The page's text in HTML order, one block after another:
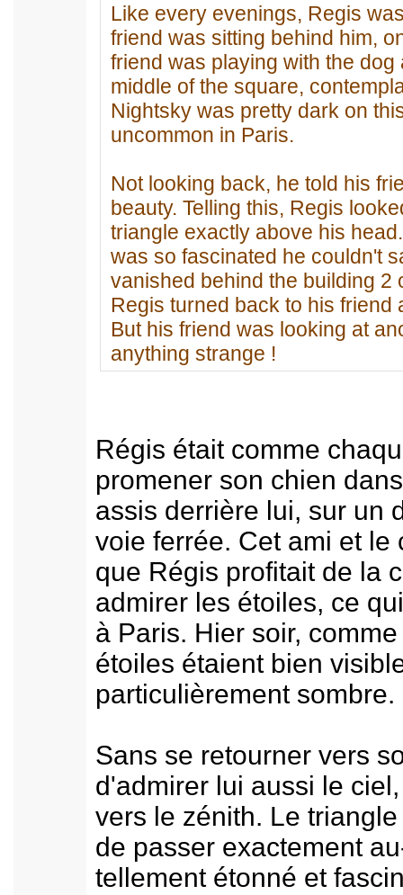
Like every evenings, Regis
friend was sitting behind him,
friend was playing with the
middle of the square,
Nightsky was pretty dark on
uncommon in Paris.
Not looking back, he told his
beauty. Telling this, Regis
triangle exactly above his
was so fascinated he couldn't
vanished behind the building 2
Regis turned back to his friend
But his friend was looking at
anything strange !
Régis était comme
promener son chien
assis derrière lui, sur un
voie ferrée. Cet ami et
que Régis profitait de la
admirer les étoiles, ce
à Paris. Hier soir,
étoiles étaient bien
particulièrement sombre.
Sans se retourner vers
d'admirer lui aussi le
vers le zénith. Le
de passer exactement
tellement étonné et